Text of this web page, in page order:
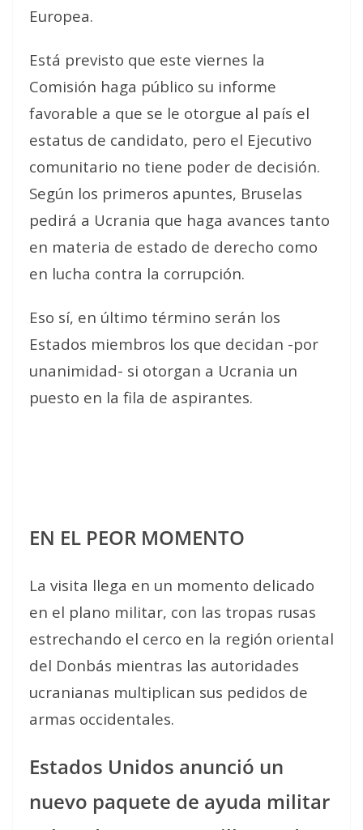
Europea.
Está previsto que este viernes la
Comisión haga público su informe
favorable a que se le otorgue al país el
estatus de candidato, pero el Ejecutivo
comunitario no tiene poder de decisión.
Según los primeros apuntes, Bruselas
pedirá a Ucrania que haga avances tanto
en materia de estado de derecho como
en lucha contra la corrupción.
Eso sí, en último término serán los
Estados miembros los que decidan -por
unanimidad- si otorgan a Ucrania un
puesto en la fila de aspirantes.
EN EL PEOR MOMENTO
La visita llega en un momento delicado
en el plano militar, con las tropas rusas
estrechando el cerco en la región oriental
del Donbás mientras las autoridades
ucranianas multiplican sus pedidos de
armas occidentales.
Estados Unidos anunció un
nuevo paquete de ayuda militar